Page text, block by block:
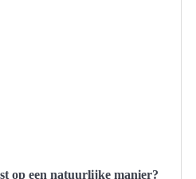
op een natuurlijke manier?